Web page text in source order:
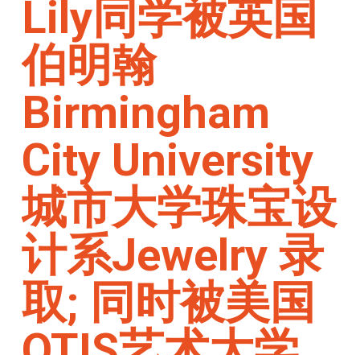
Lily同学被英国
伯明翰
Birmingham
City University
城市大学珠宝设
计系Jewelry 录
取; 同时被美国